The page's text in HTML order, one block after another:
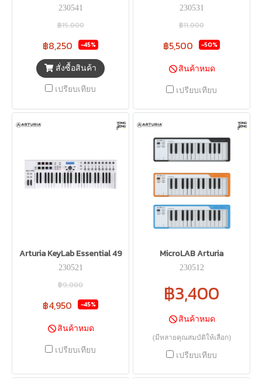
230541
฿15,000
฿8,250 -45%
สั่งซื้อสินค้า
เปรียบเทียบ
230531
฿11,000
฿5,500 -50%
สินค้าหมด
เปรียบเทียบ
Arturia KeyLab Essential 49
230521
฿9,000
฿4,950 -45%
สินค้าหมด
เปรียบเทียบ
MicroLAB Arturia
230512
฿3,400
สินค้าหมด
(มีหลายคุณสมบัติให้เลือก)
เปรียบเทียบ